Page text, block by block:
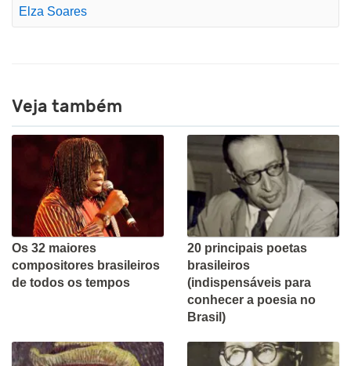
Elza Soares
Veja também
Os 32 maiores
compositores brasileiros
de todos os tempos
20 principais poetas
brasileiros
(indispensáveis para
conhecer a poesia no
Brasil)